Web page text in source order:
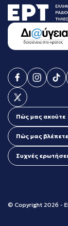
Πώς μας ακούτε
Πώς μας βλέπετε
Συχνές
© Copyright 2026 -